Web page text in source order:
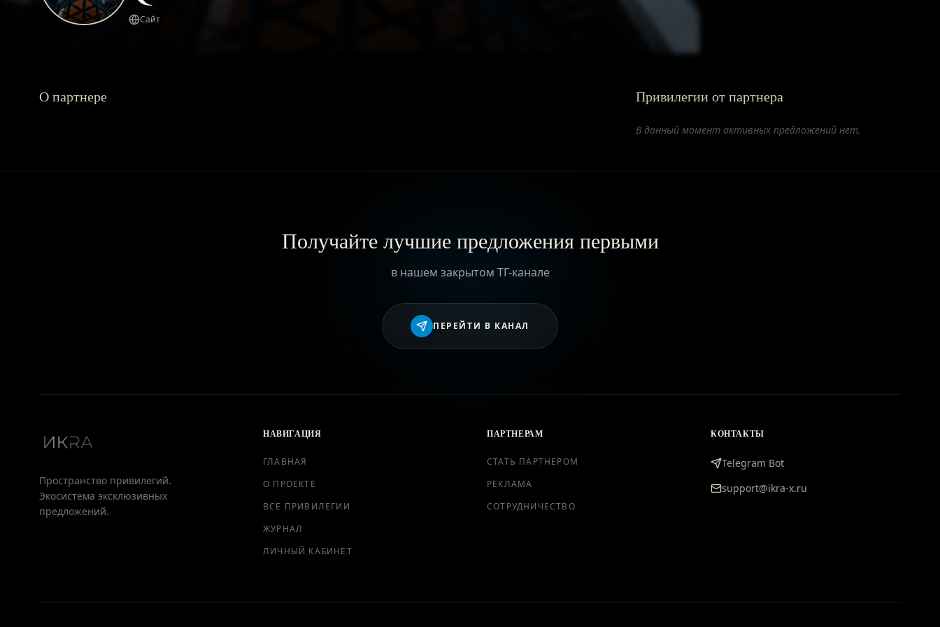
ПАРТНЕРАМ
ВХОД
Сайт
О партнере Привилегии от партнера
В данный момент активных предложений нет.
Получайте лучшие предложения первыми
в нашем закрытом ТГ-канале
ПЕРЕЙТИ В КАНАЛ
Пространство привилегий.
Экосистема эксклюзивных
предложений.
НАВИГАЦИЯ
ГЛАВНАЯ
О ПРОЕКТЕ
ВСЕ ПРИВИЛЕГИИ
ЖУРНАЛ
ЛИЧНЫЙ КАБИНЕТ
ПАРТНЕРАМ
СТАТЬ ПАРТНЕРОМ
РЕКЛАМА
СОТРУДНИЧЕСТВО
КОНТАКТЫ
Telegram Bot
support@ikra-x.ru